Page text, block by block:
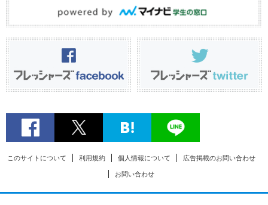
このサイトについて 利用規約 個人情報について 広告掲載のお問い合わせ
お問い合わせ